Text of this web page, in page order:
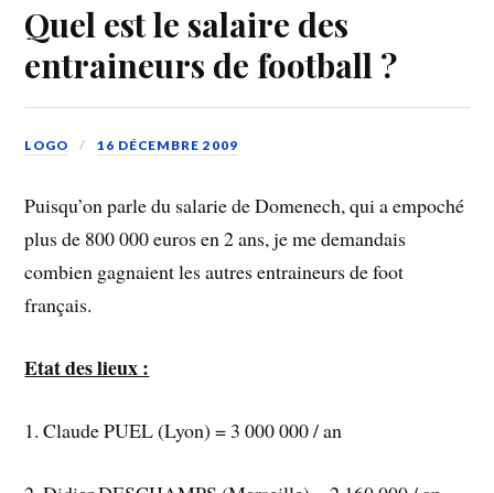
Quel est le salaire des
entraineurs de football ?
LOGO 16 DÉCEMBRE 2009
Puisqu’on parle du salarie de Domenech, qui a empoché
plus de 800 000 euros en 2 ans, je me demandais
combien gagnaient les autres entraineurs de foot
français.
Etat des lieux :
1. Claude PUEL (Lyon) = 3 000 000 / an